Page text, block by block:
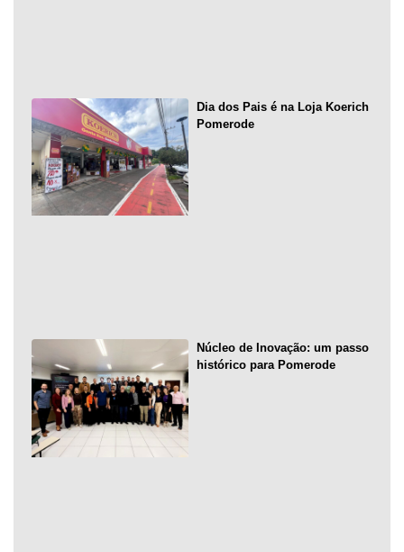
Dia dos Pais é na Loja Koerich
Pomerode
Núcleo de Inovação: um passo
histórico para Pomerode